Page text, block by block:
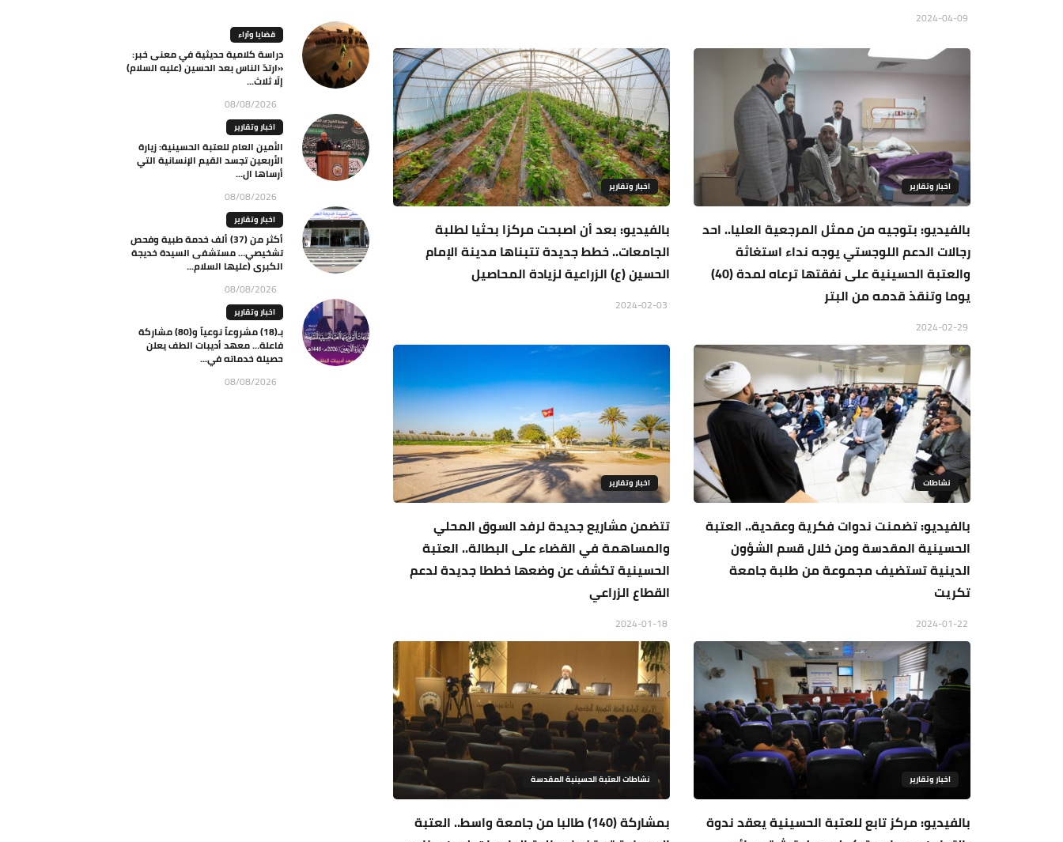
اخبار وتقارير
بالفيديو: بتوجيه من ممثل المرجعية العليا.. احد
رجالات الدعم اللوجستي يوجه نداء استغاثة
والعتبة الحسينية على نفقتها ترعاه لمدة (40)
يوما وتنقذ قدمه من البتر
اخبار وتقارير
بالفيديو: بعد أن اصبحت مركزا بحثيا لطلبة
الجامعات.. خطط جديدة تتبناها مدينة الإمام
الحسين (ع) الزراعية لزيادة المحاصيل
نشاطات
بالفيديو: تضمنت ندوات فكرية وعقدية.. العتبة
الحسينية المقدسة ومن خلال قسم الشؤون
الدينية تستضيف مجموعة من طلبة جامعة
تكريت
اخبار وتقارير
تتضمن مشاريع جديدة لرفد السوق المحلي
والمساهمة في القضاء على البطالة.. العتبة
الحسينية تكشف عن وضعها خططا جديدة لدعم
القطاع الزراعي
اخبار وتقارير
بالفيديو: مركز تابع للعتبة الحسينية يعقد ندوة
نشاطات العتبة الحسينية المقدسة
بمشاركة (140) طالبا من جامعة واسط.. العتبة
قضايا وآراء
دراسة كلامية حديثية في معنى خبر:
«ارتدّ الناس بعد الحسين (عليه السلام)
إلّا ثلاث...
08/08/2026
اخبار وتقارير
الأمين العام للعتبة الحسينية: زيارة
الأربعين تجسد القيم الإنسانية التي
أرساها ال...
08/08/2026
اخبار وتقارير
أكثر من (37) ألف خدمة طبية وفحص
تشخيصي… مستشفى السيدة خديجة
الكبرى (عليها السلام...
08/08/2026
اخبار وتقارير
بـ(18) مشروعاً نوعياً و(80) مشاركة
فاعلة… معهد أديبات الطف يعلن
حصيلة خدماته في...
08/08/2026